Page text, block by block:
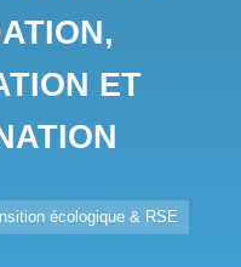
ET
écologique & RSE